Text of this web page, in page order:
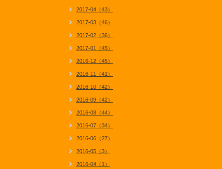
2017-04（43）
2017-03（46）
2017-02（36）
2017-01（45）
2016-12（45）
2016-11（41）
2016-10（42）
2016-09（42）
2016-08（44）
2016-07（34）
2016-06（27）
2016-05（3）
2016-04（1）